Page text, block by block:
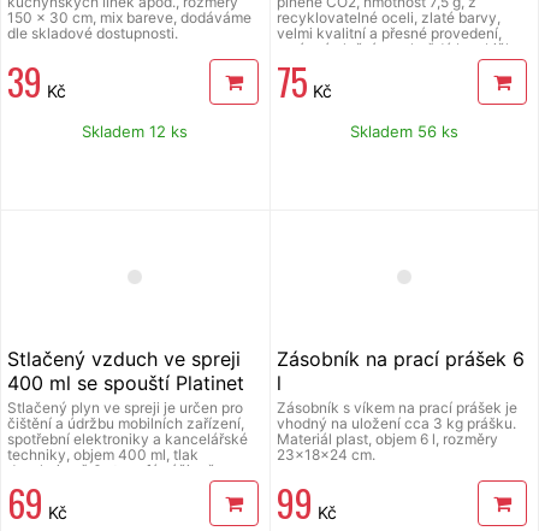
150 x 30 cm, mix bareve, dodáváme
dle skladové dostupnosti.
39 Kč
Skladem 12 ks
recyklovatelné oceli, zlaté barvy,
velmi kvalitní a přesné provedení,
správné plnění se u každé bombičky
ověřuje testem, jedna bombička stačí
na přípravu 1 l sodové vody, vyrobeno
v ČR, záruka na obsah plynu 5 let,
zaručit hygienickou nezávadnost a
originalitu obsahu, bezpečnost
75 Kč
Skladem 56 ks
Stlačený vzduch ve spreji
400 ml se spouští Platinet
PFS5130G
Stlačený plyn ve spreji je určen pro
čištění a údržbu mobilních zařízení,
spotřební elektroniky a kancelářské
techniky, objem 400 ml, tlak
dosahuje až 6 atmosfér, účinně
odstraňuje prach a nečistoty z
obtížně přístupných míst bez nutnosti
mokrého čištění, (š x v x h): 65 x 208
69 Kč
Zásobník na prací prášek 6
l
Zásobník s víkem na prací prášek je
vhodný na uložení cca 3 kg prášku.
Materiál plast, objem 6 l, rozměry
23x18x24 cm.
99 Kč